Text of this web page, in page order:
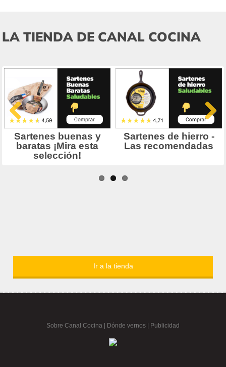
LA TIENDA DE CANAL COCINA
Ir a la tienda
Sobre Canal Cocina Dónde vernos | Publicidad